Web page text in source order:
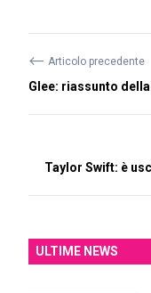
⟵ Articolo precedente
Glee: riassunto della
Taylor Swift: è
ULTIME NEWS